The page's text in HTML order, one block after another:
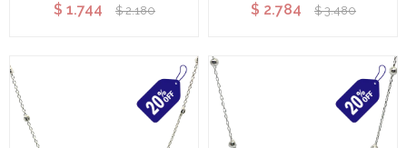
$ 1.744 $ 2.180 $ 2.784 $ 3.480